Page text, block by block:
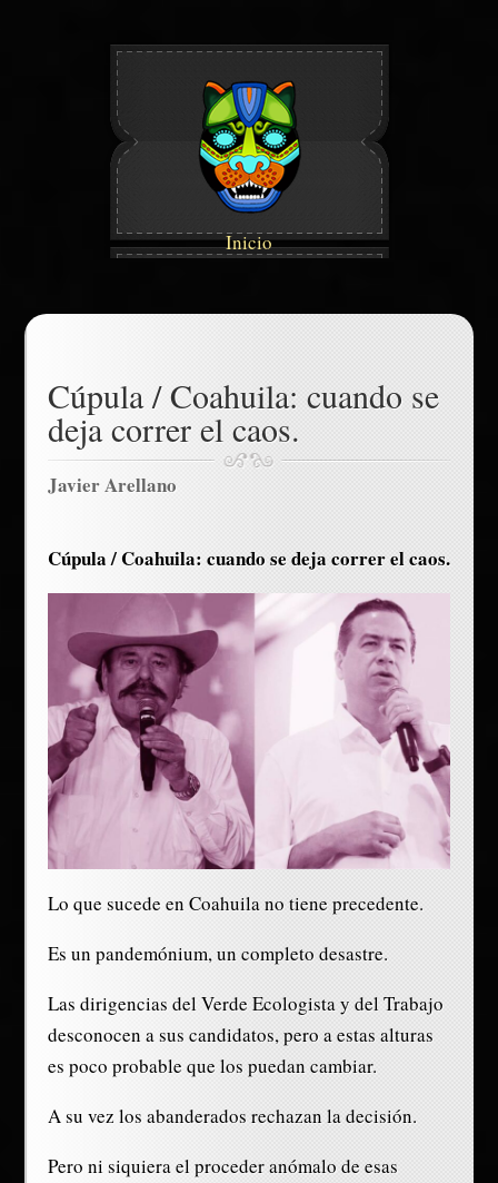
Inicio
Cúpula / Coahuila: cuando se
deja correr el caos.
Javier Arellano
Cúpula / Coahuila: cuando se deja correr el caos.
Lo que sucede en Coahuila no tiene precedente.
Es un pandemónium, un completo desastre.
Las dirigencias del Verde Ecologista y del Trabajo
desconocen a sus candidatos, pero a estas alturas
es poco probable que los puedan cambiar.
A su vez los abanderados rechazan la decisión.
Pero ni siquiera el proceder anómalo de esas